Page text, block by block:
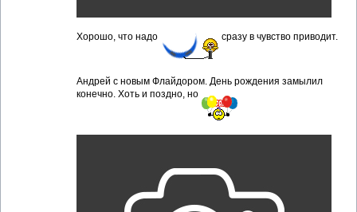
Хорошо, что надо сразу в чувство приводит.
Андрей с новым Флайдором. День рождения замылил
конечно. Хоть и поздно, но